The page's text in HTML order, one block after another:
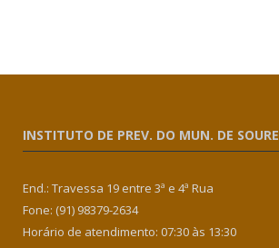
INSTITUTO DE PREV. DO MUN. DE SOURE
End.: Travessa 19 entre 3ª e 4ª Rua
Fone: (91) 98379-2634
Horário de atendimento: 07:30 às 13:30